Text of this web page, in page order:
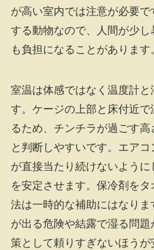
が高い室内では注意が必要
する動物なので、人間が少
も負担になることがあります
室温は体感ではなく温度計と
す。ケージの上部と床付近
るため、チンチラが過ごす
と判断しやすいです。エア
が直接当たり続けないよう
を安定させます。保冷剤を
法は一時的な補助にはなり
が出る危険や結露で湿る問
策として頼りすぎないほうが